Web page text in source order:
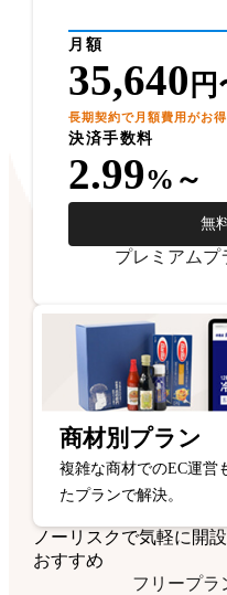
月額
35,640 円
長期契約で月額費用がお得
決済手数料
2.99%～
無
プレミアムプ
商材別プラン
複雑な商材でのEC運営
たプランで解決。
ノーリスクで気軽に開
おすすめ
フリープラ